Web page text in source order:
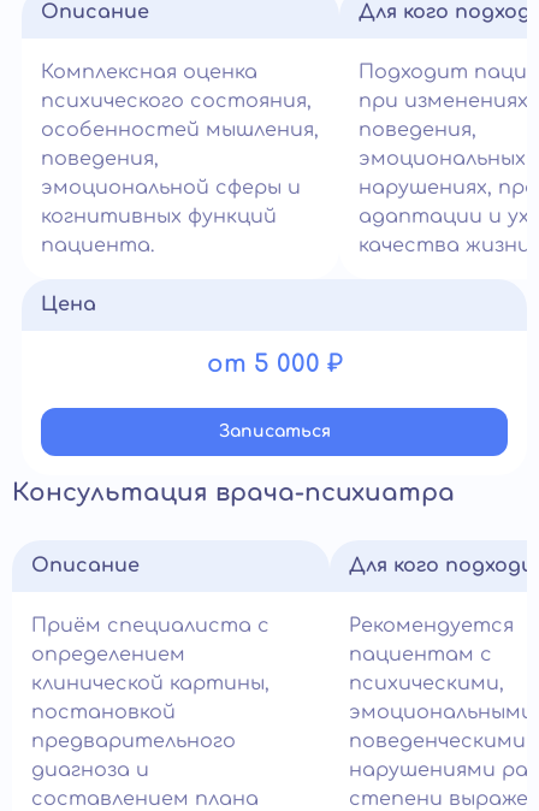
Описание
Комплексная оценка
психического состояния,
особенностей мышления,
поведения,
эмоциональной сферы и
когнитивных функций
пациента.
Для кого
Подходит
при изменениях
поведения,
эмоциональных
нарушениях,
адаптации и
качества жизни.
Цена
от 5 000 ₽
Записатьcя
Консультация врача-психиатра
Описание
Приём специалиста с
определением
клинической картины,
постановкой
предварительного
диагноза и
составлением плана
Для кого
Рекомендуется
пациентам с
психическими,
эмоциональными
поведенческими
нарушениями
степени